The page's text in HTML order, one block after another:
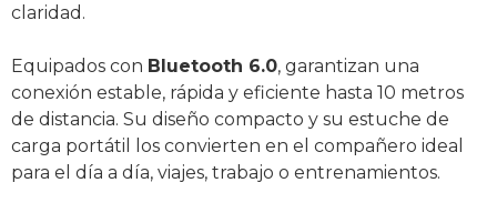
claridad.
Equipados con Bluetooth 6.0, garantizan una
conexión estable, rápida y eficiente hasta 10 metros
de distancia. Su diseño compacto y su estuche de
carga portátil los convierten en el compañero ideal
para el día a día, viajes, trabajo o entrenamientos.